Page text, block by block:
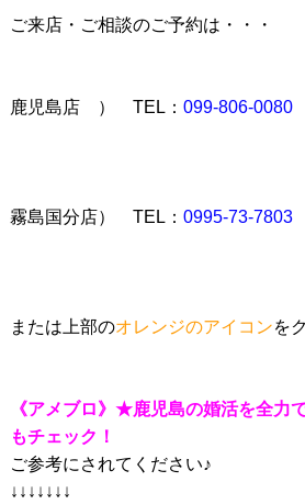
ご来店・ご相談のご予約は・・・
鹿児島店 ） TEL： 099-806-0080
霧島国分店） TEL： 0995-73-7803
または上部のオレンジのアイコンを
《アメブロ》★鹿児島の婚活を全力
もチェック！
ご参考にされてください♪
↓↓↓↓↓↓↓